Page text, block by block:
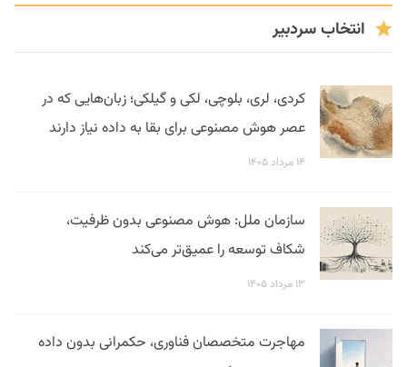
انتخاب سردبیر
کردی، لری، بلوچی، لکی و گیلکی؛ زبان‌هایی که در
عصر هوش مصنوعی برای بقا به داده نیاز دارند
۱۴ مرداد ۱۴۰۵
سازمان ملل: هوش مصنوعی بدون ظرفیت،
شکاف توسعه را عمیق‌تر می‌کند
۱۳ مرداد ۱۴۰۵
مهاجرت متخصصان فناوری، حکمرانی بدون داده